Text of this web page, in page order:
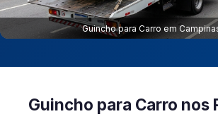
Guincho para Carro em
Guincho para Carro nos